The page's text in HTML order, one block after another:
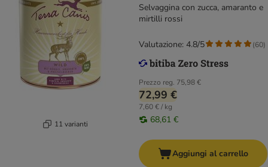
11 varianti
Selvaggina con zucca, amaranto e
mirtilli rossi
Prezzo reg. 75,98 €
72,99 €
7,60 € / kg
68,61 €
Valutazione: 4.8/5 (60)
Aggiungi al carrello